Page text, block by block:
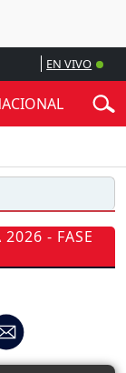
EN VIVO
- FASE